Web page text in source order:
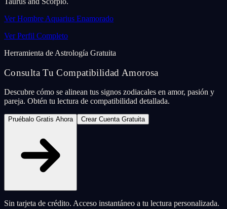
Ver Hombre Aquarius Enamorado
Ver Perfil Completo
Herramienta de Astrología Gratuita
Consulta Tu Compatibilidad Amorosa
Descubre cómo se alinean tus signos zodiacales en amor, pasión y
pareja. Obtén tu lectura de compatibilidad detallada.
Pruébalo Gratis Ahora Crear Cuenta Gratuita
Sin tarjeta de crédito. Acceso instantáneo a tu lectura personalizada.